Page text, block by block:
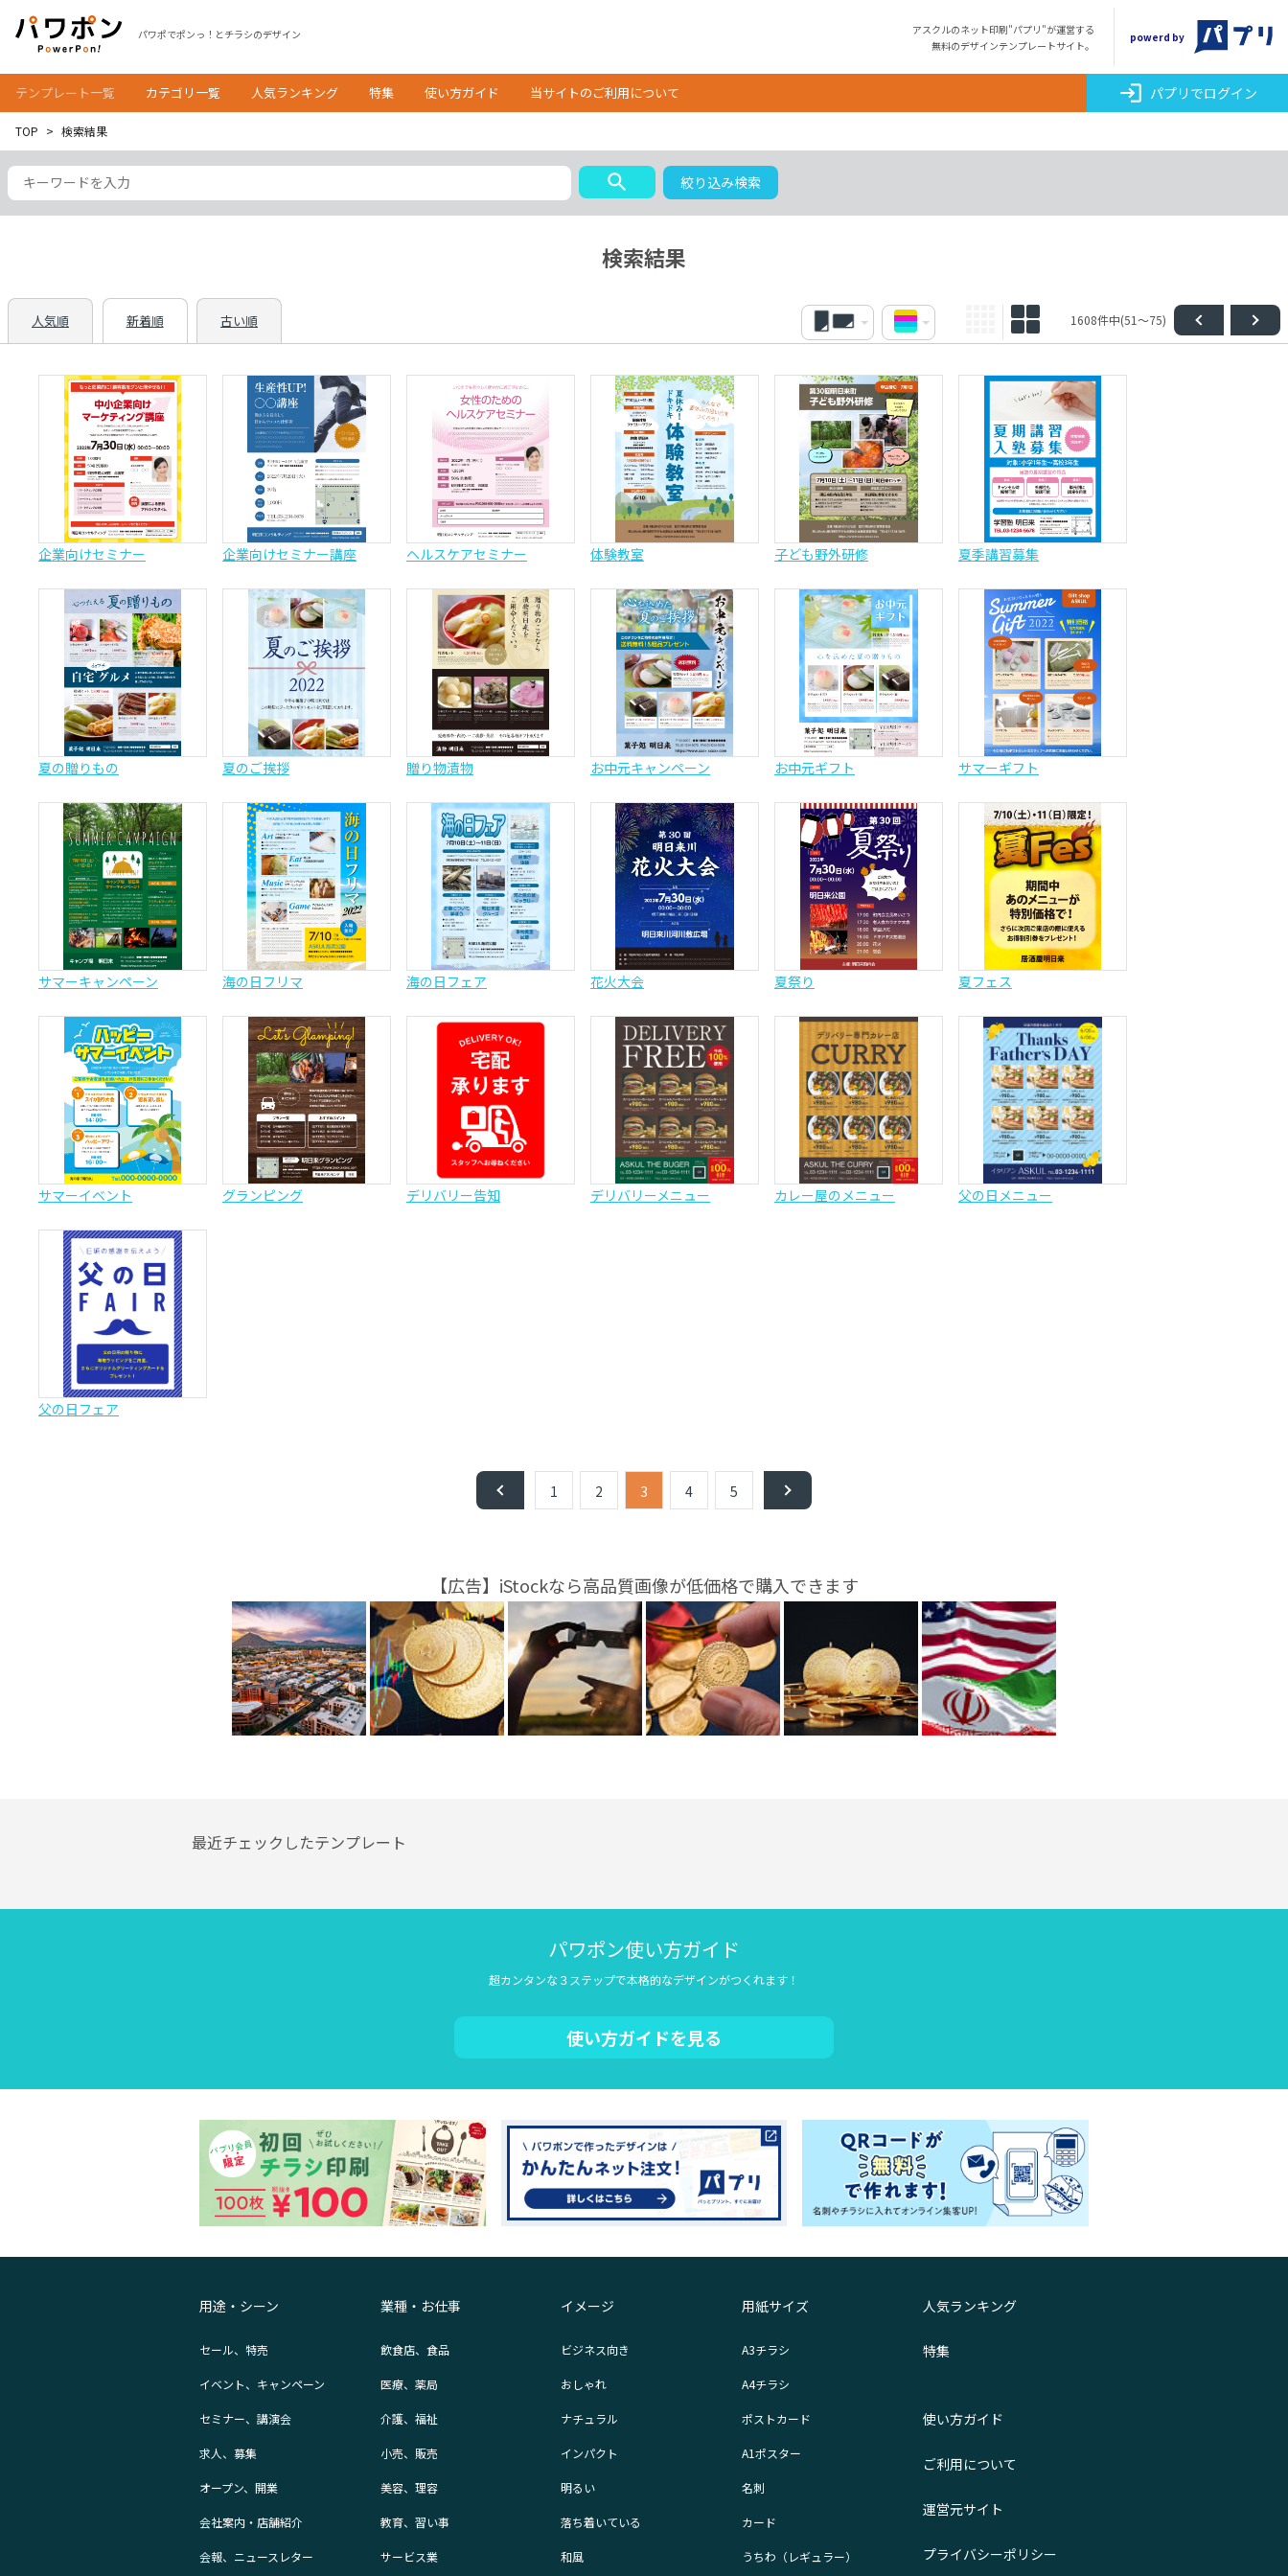
パワポでポンっ！とチラシのデザイン
アスクルのネット印刷"パプリ"が運営する
無料のデザインテンプレートサイト。
powerd by
テンプレート一覧 カテゴリ一覧 人気ランキング 特集 使い方ガイド 当サイトのご利用について login パプリでログイン
TOP 検索結果
search 絞り込み検索
検索結果
人気順 新着順 古い順 1608件中(51～75)
企業向けセミナー 企業向けセミナー講座 ヘルスケアセミナー 体験教室 子ども野外研修 夏季講習募集
夏の贈りもの 夏のご挨拶 贈り物漬物 お中元キャンペーン お中元ギフト サマーギフト
サマーキャンペーン 海の日フリマ 海の日フェア 花火大会 夏祭り 夏フェス
サマーイベント グランピング デリバリー告知 デリバリーメニュー カレー屋のメニュー 父の日メニュー
父の日フェア
1 2 3 4 5
【広告】iStockなら高品質画像が低価格で購入できます
最近チェックしたテンプレート
パワポン使い方ガイド
超カンタンな３ステップで本格的なデザインがつくれます！
使い方ガイドを見る
用途・シーン
セール、特売
イベント、キャンペーン
セミナー、講演会
求人、募集
オープン、開業
会社案内・店舗紹介
会報、ニュースレター
業種・お仕事
飲食店、食品
医療、薬局
介護、福祉
小売、販売
美容、理容
教育、習い事
サービス業
イメージ
ビジネス向き
おしゃれ
ナチュラル
インパクト
明るい
落ち着いている
和風
用紙サイズ
A3チラシ
A4チラシ
ポストカード
A1ポスター
名刺
カード
うちわ（レギュラー）
人気ランキング
特集
使い方ガイド
ご利用について
運営元サイト
プライバシーポリシー